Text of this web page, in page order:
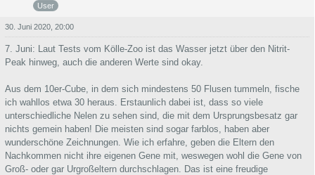
User
30. Juni 2020, 20:00
7. Juni: Laut Tests vom Kölle-Zoo ist das Wasser jetzt über den Nitrit-
Peak hinweg, auch die anderen Werte sind okay.
Aus dem 10er-Cube, in dem sich mindestens 50 Flusen tummeln, fische
ich wahllos etwa 30 heraus. Erstaunlich dabei ist, dass so viele
unterschiedliche Nelen zu sehen sind, die mit dem Ursprungsbesatz gar
nichts gemein haben! Die meisten sind sogar farblos, haben aber
wunderschöne Zeichnungen. Wie ich erfahre, geben die Eltern den
Nachkommen nicht ihre eigenen Gene mit, weswegen wohl die Gene von
Groß- oder gar Urgroßeltern durchschlagen. Das ist eine freudige